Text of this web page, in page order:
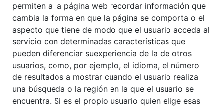
permiten a la página web recordar información que
cambia la forma en que la página se comporta o el
aspecto que tiene de modo que el usuario acceda al
servicio con determinadas características que
pueden diferenciar suexperiencia de la de otros
usuarios, como, por ejemplo, el idioma, el número
de resultados a mostrar cuando el usuario realiza
una búsqueda o la región en la que el usuario se
encuentra. Si es el propio usuario quien elige esas